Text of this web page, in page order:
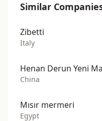
Similar
Zibetti
Italy
Henan Derun Yeni
China
Mısır mermeri
Egypt